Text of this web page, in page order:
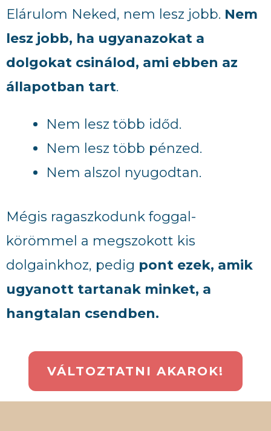
Elárulom Neked, nem lesz jobb. Nem
lesz jobb, ha ugyanazokat a
dolgokat csinálod, ami ebben az
állapotban tart.
Nem lesz több időd.
Nem lesz több pénzed.
Nem alszol nyugodtan.
Mégis ragaszkodunk foggal-
körömmel a megszokott kis
dolgainkhoz, pedig pont ezek, amik
ugyanott tartanak minket, a
hangtalan csendben.
VÁLTOZTATNI AKAROK!